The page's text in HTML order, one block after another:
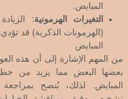
المبايض.
التغيرات الهرمونية:
(الهرمونات الذكرية) قد
المبايض
من المهم الإشارة إلى أن هذه
بعضها البعض مما يزيد من
المبايض. لذلك، يُنصح